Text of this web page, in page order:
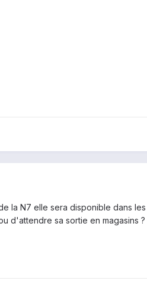
la N7 elle sera disponible dans
d'attendre sa sortie en magasins ?